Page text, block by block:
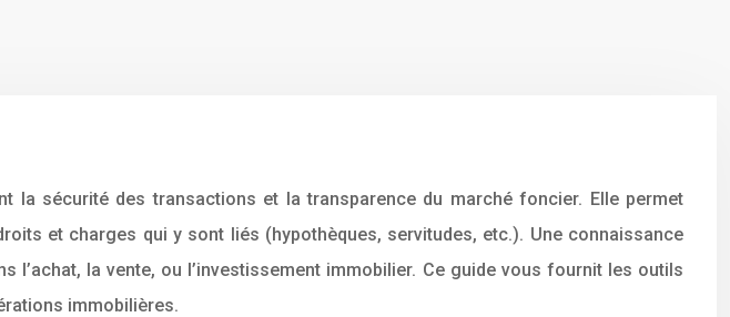
la sécurité des transactions et la transparence du marché foncier. Elle permet
et charges qui y sont liés (hypothèques, servitudes, etc.). Une connaissance
l’achat, la vente, ou l’investissement immobilier. Ce guide vous fournit les outils
immobilières.